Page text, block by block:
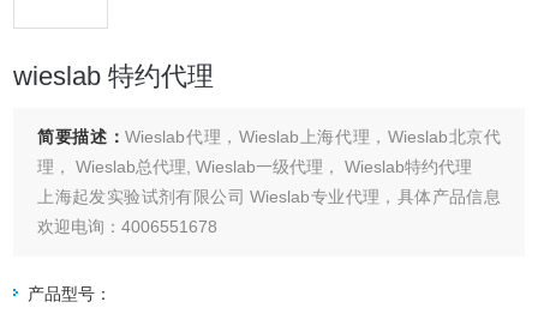
wieslab 特约代理
简要描述：Wieslab代理，Wieslab上海代理，Wieslab北京代
理， Wieslab总代理, Wieslab一级代理， Wieslab特约代理
上海起发实验试剂有限公司 Wieslab专业代理，具体产品信息
欢迎电询：4006551678
产品型号：